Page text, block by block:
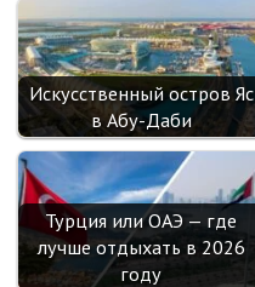
Искусственный остров Яс
в Абу-Даби
Турция или ОАЭ — где
лучше отдыхать в 2026
году